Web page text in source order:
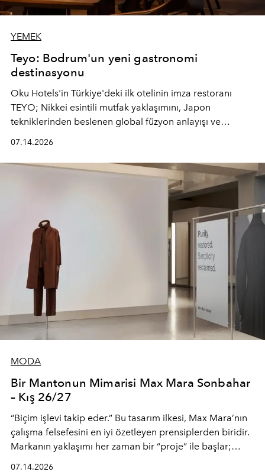
YEMEK
Teyo: Bodrum'un yeni gastronomi
destinasyonu
Oku Hotels'in Türkiye'deki ilk otelinin imza restoranı
TEYO; Nikkei esintili mutfak yaklaşımını, Japon
tekniklerinden beslenen global füzyon anlayışı ve
07.14.2026
MODA
Bir Mantonun Mimarisi Max Mara Sonbahar
– Kış 26/27
“Biçim işlevi takip eder.” Bu tasarım ilkesi, Max Mara’nın
çalışma felsefesini en iyi özetleyen prensiplerden biridir.
Markanın yaklaşımı her zaman bir “proje” ile başlar;
07.14.2026